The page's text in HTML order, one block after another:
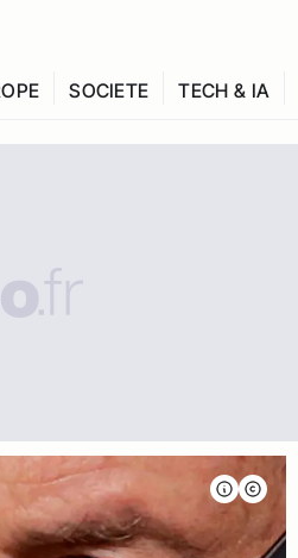
SOCIETE TECH & IA